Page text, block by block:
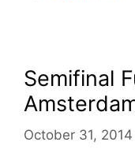
Semifinal
October 31, 2014